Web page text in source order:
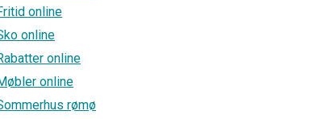
online
online
online
online
rømø